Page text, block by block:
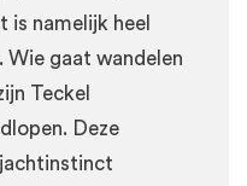
is namelijk heel
gaat wandelen
Teckel
Deze